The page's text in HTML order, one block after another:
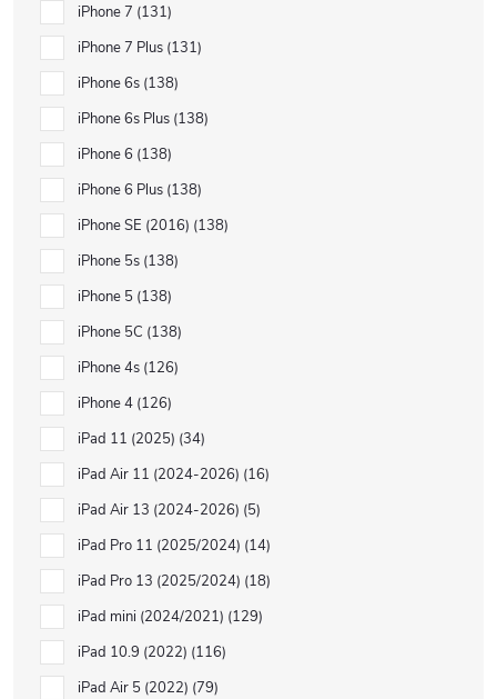
iPhone 7 131
iPhone 7 Plus 131
iPhone 6s 138
iPhone 6s Plus 138
iPhone 6 138
iPhone 6 Plus 138
iPhone SE (2016) 138
iPhone 5s 138
iPhone 5 138
iPhone 5C 138
iPhone 4s 126
iPhone 4 126
iPad 11 (2025) 34
iPad Air 11 (2024-2026) 16
iPad Air 13 (2024-2026) 5
iPad Pro 11 (2025/2024) 14
iPad Pro 13 (2025/2024) 18
iPad mini (2024/2021) 129
iPad 10.9 (2022) 116
iPad Air 5 (2022) 79